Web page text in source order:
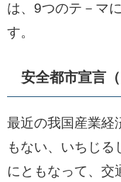
は、9つのテ－マ
す。
安全都市宣言
最近の我国産業経
もない、いちじる
にともなって、交